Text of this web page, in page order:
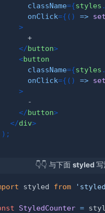
className={styles .
onClick={ ( ) =>
>
</button>
<button
className={styles .
onClick={ ( ) =>
>
</button>
</div>
) ;
👇👇 与下面styled 写
styled from
StyledCounter =